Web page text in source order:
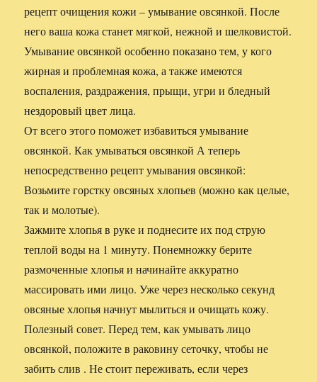
рецепт очищения кожи – умывание овсянкой. После
него ваша кожа станет мягкой, нежной и шелковистой.
Умывание овсянкой особенно показано тем, у кого
жирная и проблемная кожа, а также имеются
воспаления, раздражения, прыщи, угри и бледный
нездоровый цвет лица.
От всего этого поможет избавиться умывание
овсянкой. Как умываться овсянкой А теперь
непосредственно рецепт умывания овсянкой:
Возьмите горстку овсяных хлопьев (можно как целые,
так и молотые).
Зажмите хлопья в руке и поднесите их под струю
теплой воды на 1 минуту. Понемножку берите
размоченные хлопья и начинайте аккуратно
массировать ими лицо. Уже через несколько секунд
овсяные хлопья начнут мылиться и очищать кожу.
Полезный совет. Перед тем, как умывать лицо
овсянкой, положите в раковину сеточку, чтобы не
забить слив . Не стоит переживать, если через